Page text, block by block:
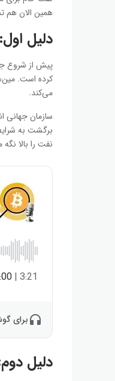
همین الان هم
دلیل
کرده است.
می‌کند.
سازمان جهانی
برگشت به
نفت را بالا
3:21
|
برای
دلیل